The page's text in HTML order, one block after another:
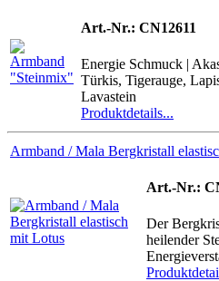
Art.-Nr.: CN12611
Energie Schmuck |
Türkis, Tigerauge,
Lavastein
Produktdetails...
Armband / Mala Bergkristall
Art.-Nr.:
Der
heilender